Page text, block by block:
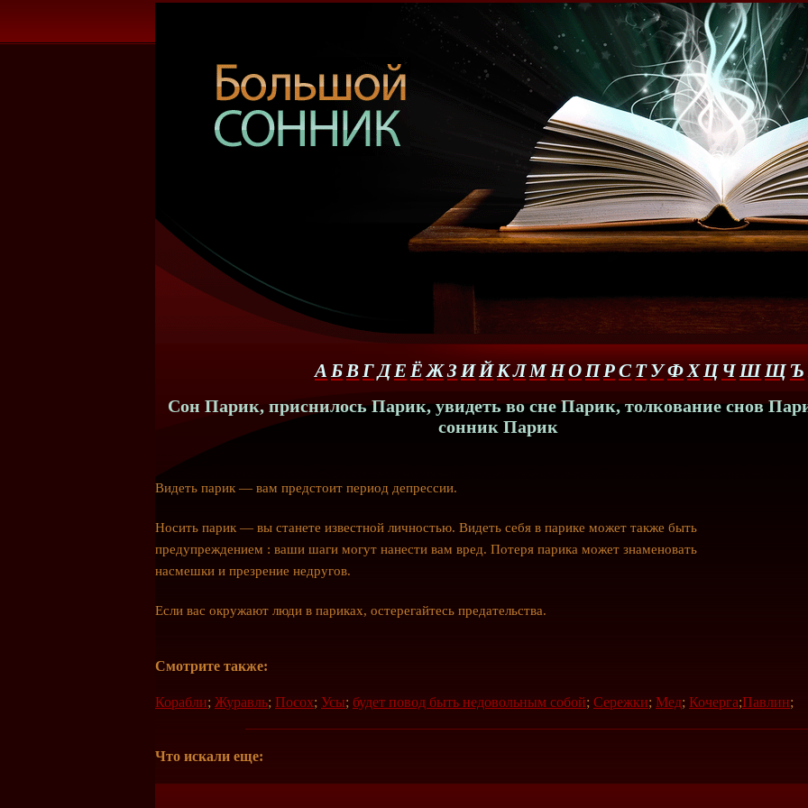
А БВГДЕ Ё ЖЗ ИЙКЛМНОПРС Т УФХЦ ЧШЩ Ъ
Сон Парик, приснилось Парик, увидеть во сне Парик, толкование снов
сонник Парик
Видеть парик — вам предстоит период депрессии.
Носить парик — вы станете известной личностью. Видеть себя в парике может также быть
предупреждением : ваши шаги могут нанести вам вред. Потеря парика может знаменовать
насмешки и презрение недругов.
Если вас окружают люди в париках, остерегайтесь предательства.
Смотрите также:
Корабли; Журавль; Посох; Усы; будет повод быть недовольным собой; Сережки; Мед; Кочерга;Павлин;
Что искали еще: